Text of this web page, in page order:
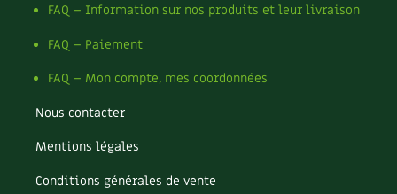
FAQ – Information sur nos produits et leur livraison
FAQ – Paiement
FAQ – Mon compte, mes coordonnées
Nous contacter
Mentions légales
Conditions générales de vente